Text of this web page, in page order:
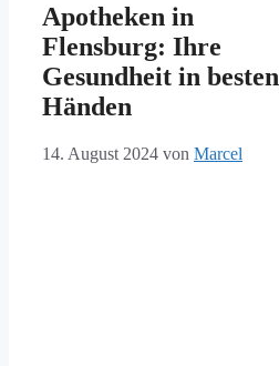
Apotheken in
Flensburg: Ihre
Gesundheit in besten
Händen
14. August 2024 von Marcel